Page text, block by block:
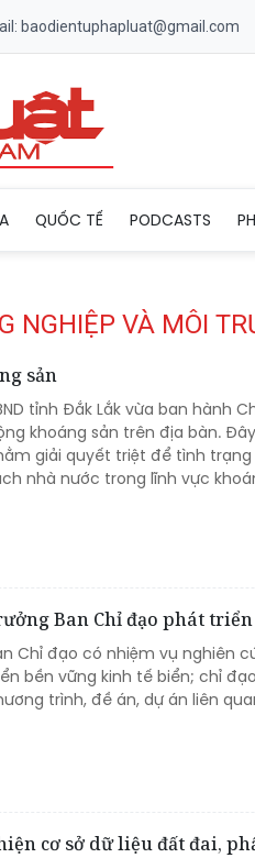
baodientuphapluat@gmail.com
QUỐC TẾ PODCASTS
NGHIỆP VÀ MÔI
sản
tỉnh Đắk Lắk vừa ban hành
khoáng sản trên địa bàn.
giải quyết triệt để tình
nhà nước trong lĩnh vực
Ban Chỉ đạo phát
Chỉ đạo có nhiệm vụ nghiên
bền vững kinh tế biển; chỉ
trình, đề án, dự án liên
cơ sở dữ liệu đất đai,